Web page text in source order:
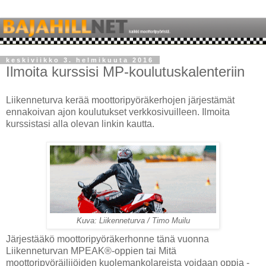
keskiviikko 3. helmikuuta 2016
Ilmoita kurssisi MP-koulutuskalenteriin
Liikenneturva kerää moottoripyöräkerhojen järjestämät
ennakoivan ajon koulutukset verkkosivuilleen. Ilmoita
kurssistasi alla olevan linkin kautta.
Kuva: Liikenneturva / Timo Muilu
Järjestääkö moottoripyöräkerhonne tänä vuonna
Liikenneturvan MPEAK®-oppien tai Mitä
moottoripyöräilijöiden kuolemankolareista voidaan oppia -